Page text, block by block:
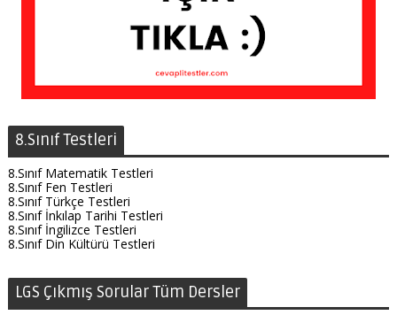
8.Sınıf Testleri
8.Sınıf Matematik Testleri
8.Sınıf Fen Testleri
8.Sınıf Türkçe Testleri
8.Sınıf İnkılap Tarihi Testleri
8.Sınıf İngilizce Testleri
8.Sınıf Din Kültürü Testleri
LGS Çıkmış Sorular Tüm Dersler